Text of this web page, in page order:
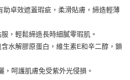
個工作天送達
助卓效遮蓋瑕疵，柔滑貼膚，締造輕薄
，輕鬆締造長時細膩零瑕肌。
水解膠原蛋白，維生素E和辛二醇，鎖
，呵護肌膚免受紫外光侵損。